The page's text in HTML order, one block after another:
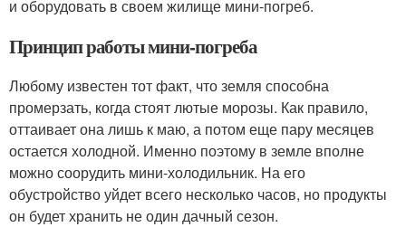
и оборудовать в своем жилище мини-погреб.
Принцип работы мини-погреба
Любому известен тот факт, что земля способна
промерзать, когда стоят лютые морозы. Как правило,
оттаивает она лишь к маю, а потом еще пару месяцев
остается холодной. Именно поэтому в земле вполне
можно соорудить мини-холодильник. На его
обустройство уйдет всего несколько часов, но продукты
он будет хранить не один дачный сезон.